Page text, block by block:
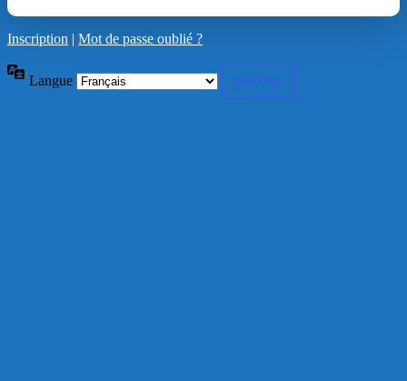
Inscription | Mot de passe oublié ?
Langue